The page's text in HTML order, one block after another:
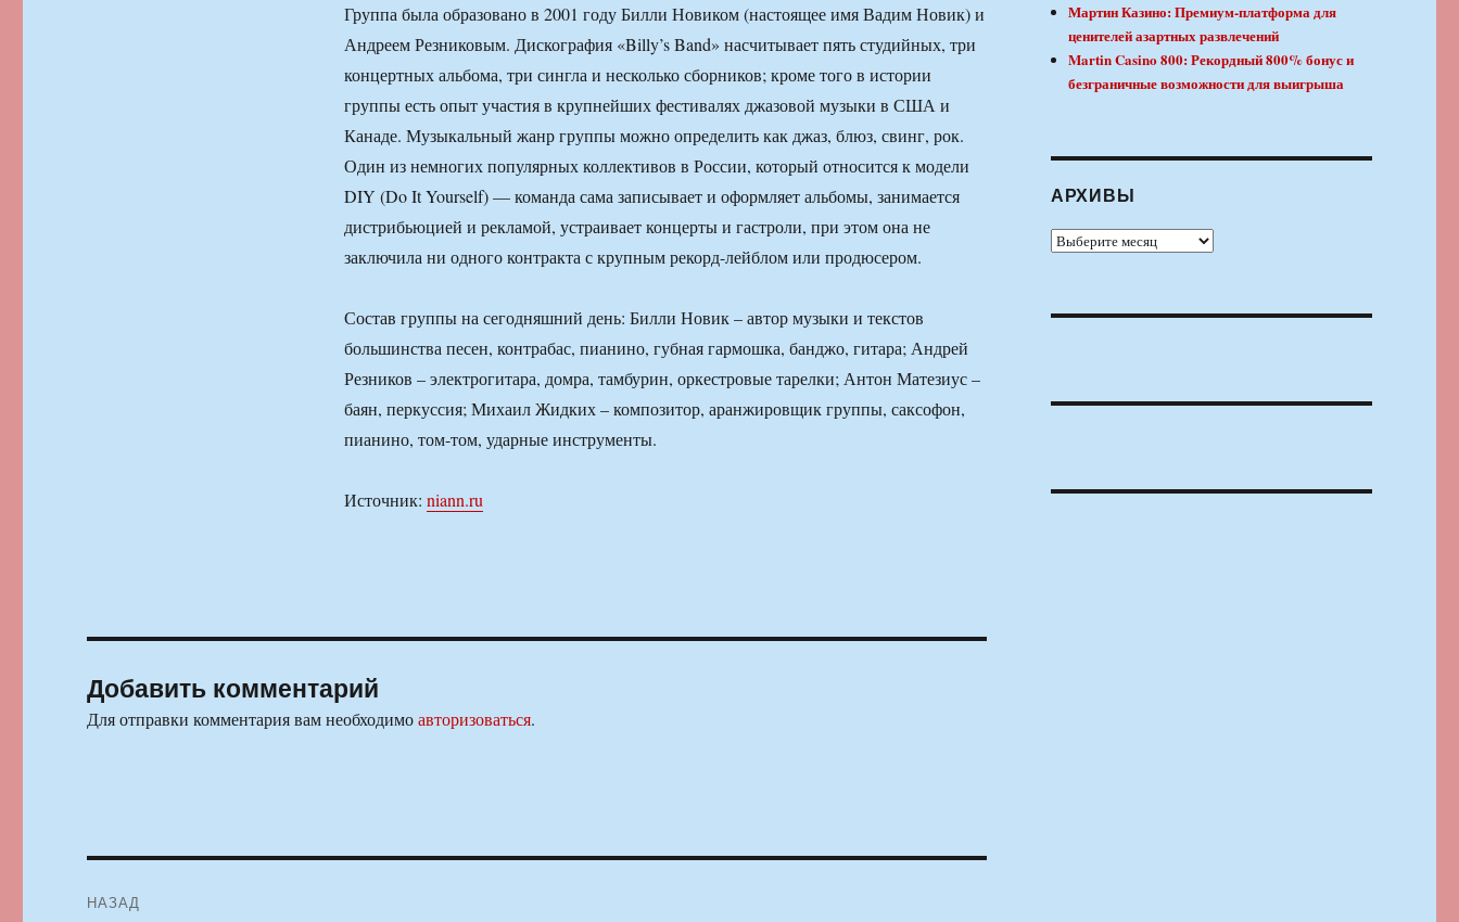
Группа была образовано в 2001 году Билли Новиком (настоящее имя Вадим Новик) и
Андреем Резниковым. Дискография «Billy’s Band» насчитывает пять студийных, три
концертных альбома, три сингла и несколько сборников; кроме того в истории
группы есть опыт участия в крупнейших фестивалях джазовой музыки в США и
Канаде. Музыкальный жанр группы можно определить как джаз, блюз, свинг, рок.
Один из немногих популярных коллективов в России, который относится к модели
DIY (Do It Yourself) — команда сама записывает и оформляет альбомы, занимается
дистрибьюцией и рекламой, устраивает концерты и гастроли, при этом она не
заключила ни одного контракта с крупным рекорд-лейблом или продюсером.
Состав группы на сегодняшний день: Билли Новик – автор музыки и текстов
большинства песен, контрабас, пианино, губная гармошка, банджо, гитара; Андрей
Резников – электрогитара, домра, тамбурин, оркестровые тарелки; Антон Матезиус –
баян, перкуссия; Михаил Жидких – композитор, аранжировщик группы, саксофон,
пианино, том-том, ударные инструменты.
Источник: niann.ru
Добавить комментарий
Для отправки комментария вам необходимоавторизоваться.
НАЗАД
Мартин Казино: Премиум-платформа для
ценителей азартных развлечений
Martin Casino 800: Рекордный 800% бонус и
безграничные возможности для выигрыша
АРХИВЫ
Архивы